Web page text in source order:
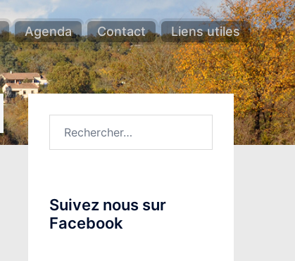
Agenda Contact Liens utiles
Suivez nous sur
Facebook